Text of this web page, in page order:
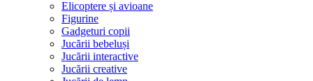
Elicoptere și avioane
Figurine
Gadgeturi copii
Jucării bebeluși
Jucării interactive
Jucării creative